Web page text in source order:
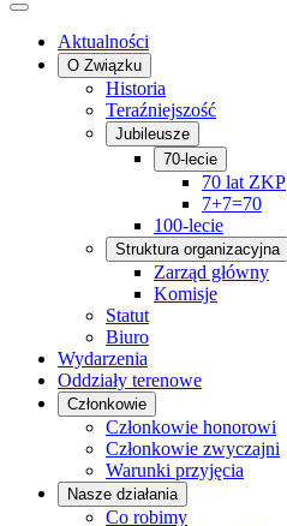
Aktualności
O Związku
Historia
Teraźniejszość
Jubileusze
70-lecie
70 lat ZKP
7+7=70
100-lecie
Struktura organizacyjna
Zarząd główny
Komisje
Statut
Biuro
Wydarzenia
Oddziały terenowe
Członkowie
Członkowie honorowi
Członkowie zwyczajni
Warunki przyjęcia
Nasze działania
Co robimy